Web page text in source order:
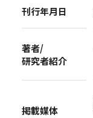
刊行年月日
著者/
研究者紹介
掲載媒体